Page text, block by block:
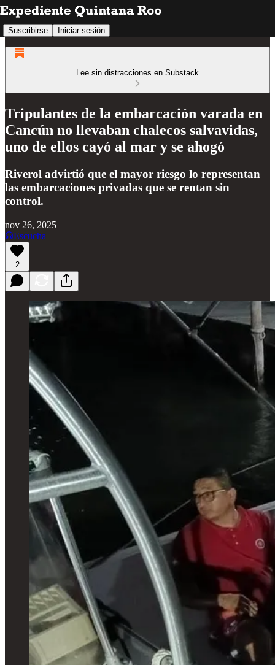
Suscribirse Iniciar sesión
Lee sin distracciones en Substack
Tripulantes de la embarcación varada en
Cancún no llevaban chalecos salvavidas,
uno de ellos cayó al mar y se ahogó
Riverol advirtió que el mayor riesgo lo representan
las embarcaciones privadas que se rentan sin
control.
nov 26, 2025
Escucha
2